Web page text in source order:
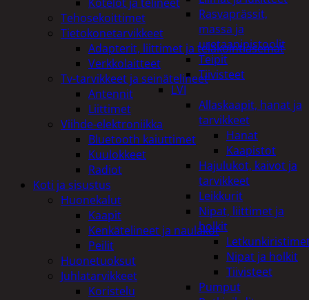
Rasvaprässit,
massa ja
uretaanipistoolit
Teipit
Tiivisteet
LVI
Allaskaapit, hanat ja
tarvikkeet
Hanat
Kaapistot
Hajulukot, kaivot ja
tarvikkeet
Leikkurit
Nipat, liittimet ja
holkit
Nipat ja holkit
Tiivisteet
Pumput
Tehosekoittimet
Tietokonetarvikkeet
Adapterit, liittimet ja telakointiasemat
Verkkolaitteet
Tv-tarvikkeet ja seinätelineet
Antennit
Liittimet
Viihde-elektroniikka
Bluetooth kaiuttimet
Kuulokkeet
Radiot
Koti ja sisustus
Huonekalut
Kaapit
Kenkätelineet ja naulakot
Peilit
Huonetuoksut
Juhlatarvikkeet
Koristelu